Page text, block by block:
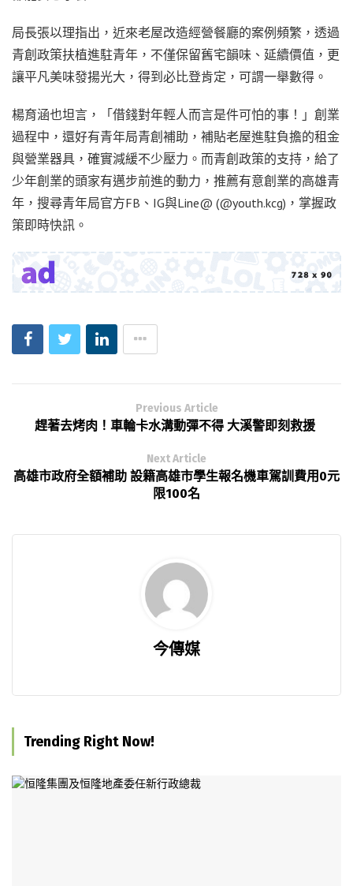
局長張以理指出，近來老屋改造經營餐廳的案例頻繁，透過
青創政策扶植進駐青年，不僅保留舊宅韻味、延續價值，更
讓平凡美味發揚光大，得到必比登肯定，可謂一舉數得。
楊育涵也坦言，「借錢對年輕人而言是件可怕的事！」創業
過程中，還好有青年局青創補助，補貼老屋進駐負擔的租金
與營業器具，確實減緩不少壓力。而青創政策的支持，給了
少年創業的頭家有邁步前進的動力，推薦有意創業的高雄青
年，搜尋青年局官方FB、IG與Line@ (@youth.kcg)，掌握政
策即時快訊。
Previous Article
趕著去烤肉！車輪卡水溝動彈不得 大溪警即刻救援
Next Article
高雄市政府全額補助 設籍高雄市學生報名機車駕訓費用0元
限100名
今傳媒
Trending Right Now!